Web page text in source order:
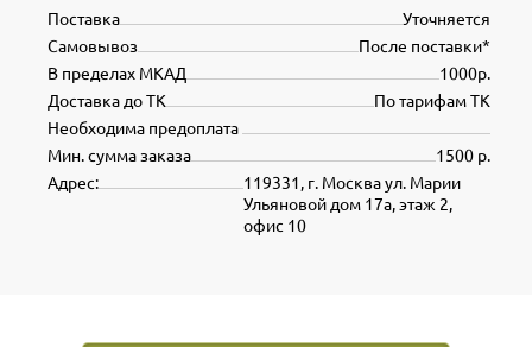
Уточняется
Поставка
После поставки*
Самовывоз
1000р.
В пределах МКАД
По тарифам ТК
Доставка до ТК
Необходима предоплата
1500 р.
Мин. сумма заказа
119331, г. Москва ул. Марии
Ульяновой дом 17а, этаж 2,
офис 10
Адрес: